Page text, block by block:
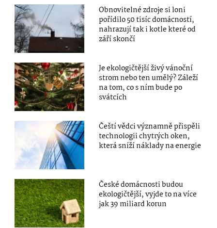
Obnovitelné zdroje si loni
pořídilo 50 tisíc domácností,
nahrazují tak i kotle které od
září skončí
Je ekologičtější živý vánoční
strom nebo ten umělý? Záleží
na tom, co s ním bude po
svátcích
Čeští vědci významně přispěli
technologii chytrých oken,
která sníží náklady na energie
České domácnosti budou
ekologičtější, vyjde to na více
jak 39 miliard korun